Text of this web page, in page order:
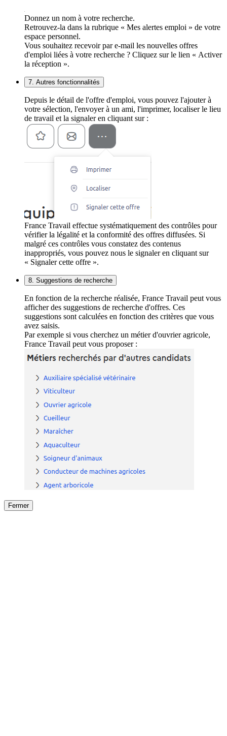
Donnez un nom à votre recherche.
Retrouvez-la dans la rubrique « Mes alertes emploi » de votre
espace personnel.
Vous souhaitez recevoir par e-mail les nouvelles offres
d'emploi liées à votre recherche ? Cliquez sur le lien « Activer
la réception ».
7. Autres fonctionnalités
Depuis le détail de l'offre d'emploi, vous pouvez l'ajouter à
votre sélection, l'envoyer à un ami, l'imprimer, localiser le lieu
de travail et la signaler en cliquant sur :
France Travail effectue systématiquement des contrôles pour
vérifier la légalité et la conformité des offres diffusées. Si
malgré ces contrôles vous constatez des contenus
inappropriés, vous pouvez nous le signaler en cliquant sur
« Signaler cette offre ».
8. Suggestions de recherche
En fonction de la recherche réalisée, France Travail peut vous
afficher des suggestions de recherche d'offres. Ces
suggestions sont calculées en fonction des critères que vous
avez saisis.
Par exemple si vous cherchez un métier d'ouvrier agricole,
France Travail peut vous proposer :
Fermer